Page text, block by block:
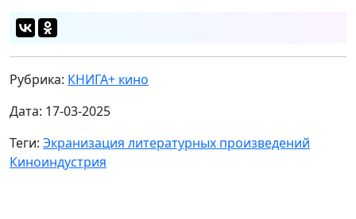
Рубрика: КНИГА+ кино
Дата: 17-03-2025
Теги: Экранизация литературных произведений
Киноиндустрия